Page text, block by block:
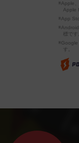
※Apple
Apple
※App
標です
※Google
す。